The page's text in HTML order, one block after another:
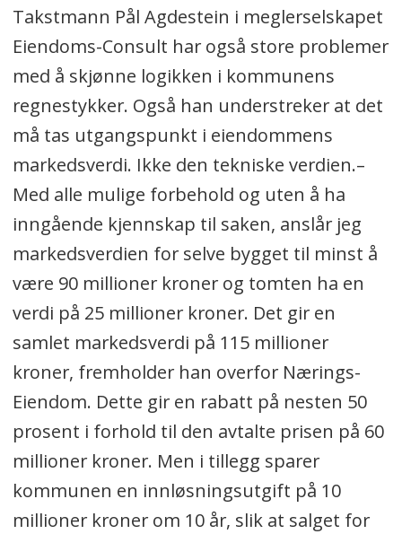
Takstmann Pål Agdestein i meglerselskapet
Eiendoms-Consult har også store problemer
med å skjønne logikken i kommunens
regnestykker. Også han understreker at det
må tas utgangspunkt i eiendommens
markedsverdi. Ikke den tekniske verdien.–
Med alle mulige forbehold og uten å ha
inngående kjennskap til saken, anslår jeg
markedsverdien for selve bygget til minst å
være 90 millioner kroner og tomten ha en
verdi på 25 millioner kroner. Det gir en
samlet markedsverdi på 115 millioner
kroner, fremholder han overfor Nærings-
Eiendom. Dette gir en rabatt på nesten 50
prosent i forhold til den avtalte prisen på 60
millioner kroner. Men i tillegg sparer
kommunen en innløsningsutgift på 10
millioner kroner om 10 år, slik at salget for